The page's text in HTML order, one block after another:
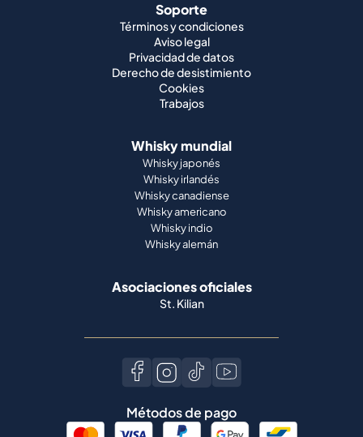
Soporte
Términos y condiciones
Aviso legal
Privacidad de datos
Derecho de desistimiento
Cookies
Trabajos
Whisky mundial
Whisky japonés
Whisky irlandés
Whisky canadiense
Whisky americano
Whisky indio
Whisky alemán
Asociaciones oficiales
St. Kilian
Métodos de pago